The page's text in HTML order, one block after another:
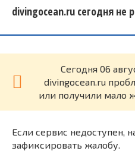
divingocean.ru сегодня не
Cегодня 06
divingocean.ru
или получили мало
Если сервис недоступен,
зафиксировать жалобу.